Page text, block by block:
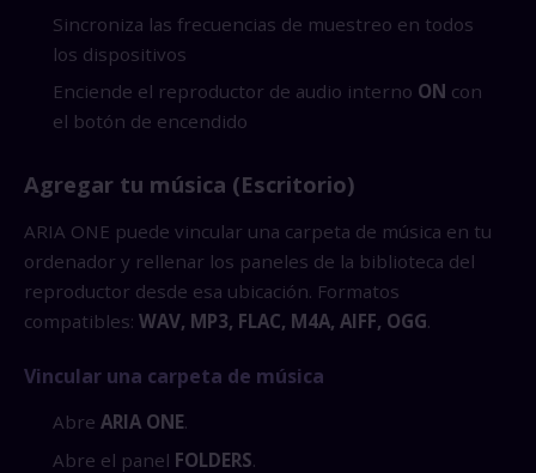
Sincroniza las frecuencias de muestreo en todos
los dispositivos
Enciende el reproductor de audio interno ON con
el botón de encendido
Agregar tu música (Escritorio)
ARIA ONE puede vincular una carpeta de música en tu
ordenador y rellenar los paneles de la biblioteca del
reproductor desde esa ubicación. Formatos
compatibles: WAV, MP3, FLAC, M4A, AIFF, OGG.
Vincular una carpeta de música
Abre ARIA ONE.
Abre el panel FOLDERS.